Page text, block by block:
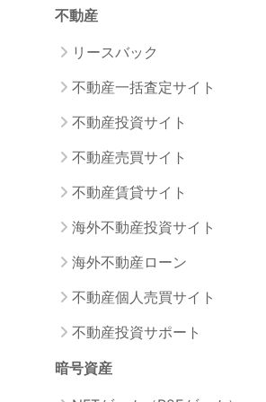
不動産
リースバック
不動産一括査定サイト
不動産投資サイト
不動産売買サイト
不動産賃貸サイト
海外不動産投資サイト
海外不動産ローン
不動産個人売買サイト
不動産投資サポート
暗号資産